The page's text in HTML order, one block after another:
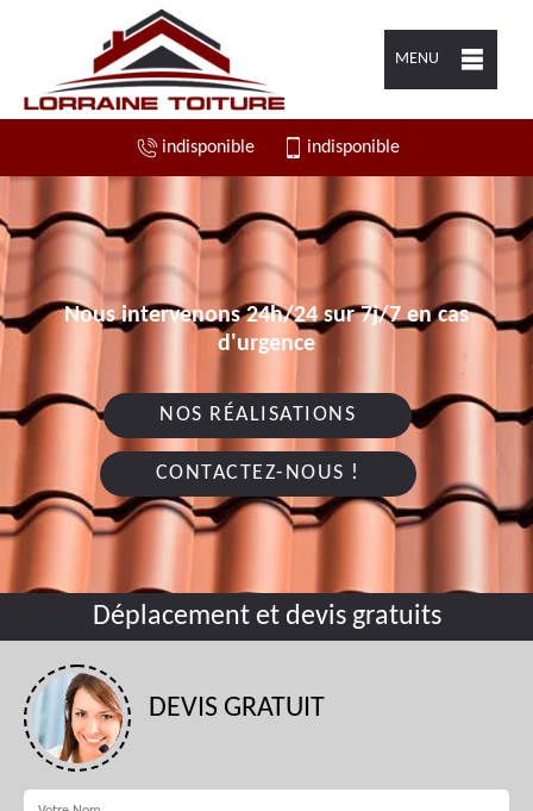
MENU
indisponible indisponible
Nous intervenons 24h/24 sur 7j/7 en cas
d'urgence
NOS RÉALISATIONS
CONTACTEZ-NOUS !
Déplacement et devis gratuits
DEVIS GRATUIT